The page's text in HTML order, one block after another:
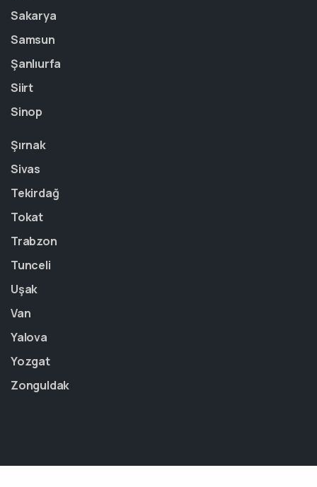
Sakarya
Samsun
Şanlıurfa
Siirt
Sinop
Şırnak
Sivas
Tekirdağ
Tokat
Trabzon
Tunceli
Uşak
Van
Yalova
Yozgat
Zonguldak